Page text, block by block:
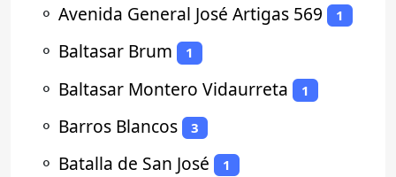
⚬ Avenida General José Artigas 569 1
⚬ Baltasar Brum 1
⚬ Baltasar Montero Vidaurreta 1
⚬ Barros Blancos 3
⚬ Batalla de San José 1